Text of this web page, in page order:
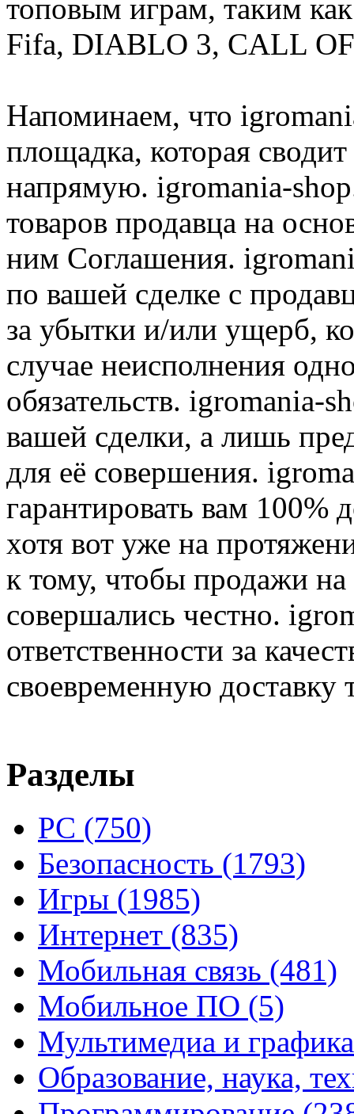
топовым играм, таким
Fifa, DIABLO 3, CALL
Напоминаем, что
площадка, которая
напрямую. igromania-
товаров продавца на
ним Соглашения.
по вашей сделке с
за убытки и/или ущерб,
случае неисполнения
обязательств. igromania-
вашей сделки, а лишь
для её совершения.
гарантировать вам 100%
хотя вот уже на
к тому, чтобы продажи
совершались честно.
ответственности за
своевременную доставку
Разделы
PC (750)
Безопасность (1793)
Игры (1985)
Интернет (835)
Мобильная связь (481)
Мобильное ПО (5)
Мультимедиа и
Образование, наука,